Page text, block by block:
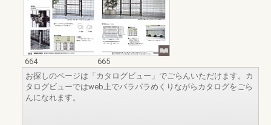
664
665
お探しのページは「カタログビュー」でごらんいただけます。カ
タログビューではweb上でパラパラめくりながらカタログをごら
んになれます。